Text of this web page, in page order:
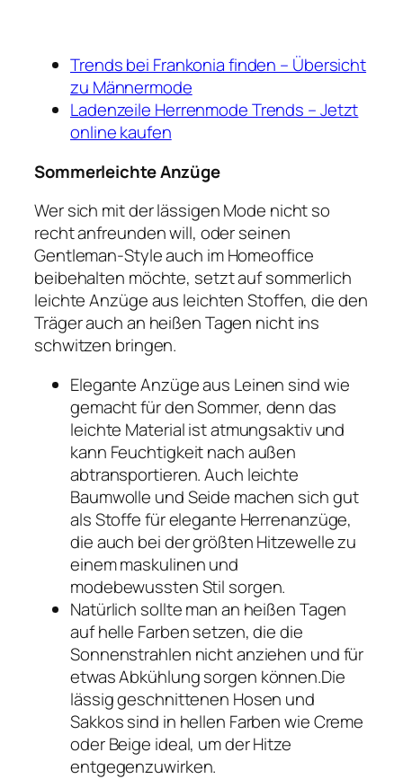
Trends bei Frankonia finden – Übersicht
zu Männermode
Ladenzeile Herrenmode Trends – Jetzt
online kaufen
Sommerleichte Anzüge
Wer sich mit der lässigen Mode nicht so
recht anfreunden will, oder seinen
Gentleman-Style auch im Homeoffice
beibehalten möchte, setzt auf sommerlich
leichte Anzüge aus leichten Stoffen, die den
Träger auch an heißen Tagen nicht ins
schwitzen bringen.
Elegante Anzüge aus Leinen sind wie
gemacht für den Sommer, denn das
leichte Material ist atmungsaktiv und
kann Feuchtigkeit nach außen
abtransportieren. Auch leichte
Baumwolle und Seide machen sich gut
als Stoffe für elegante Herrenanzüge,
die auch bei der größten Hitzewelle zu
einem maskulinen und
modebewussten Stil sorgen.
Natürlich sollte man an heißen Tagen
auf helle Farben setzen, die die
Sonnenstrahlen nicht anziehen und für
etwas Abkühlung sorgen können.Die
lässig geschnittenen Hosen und
Sakkos sind in hellen Farben wie Creme
oder Beige ideal, um der Hitze
entgegenzuwirken.